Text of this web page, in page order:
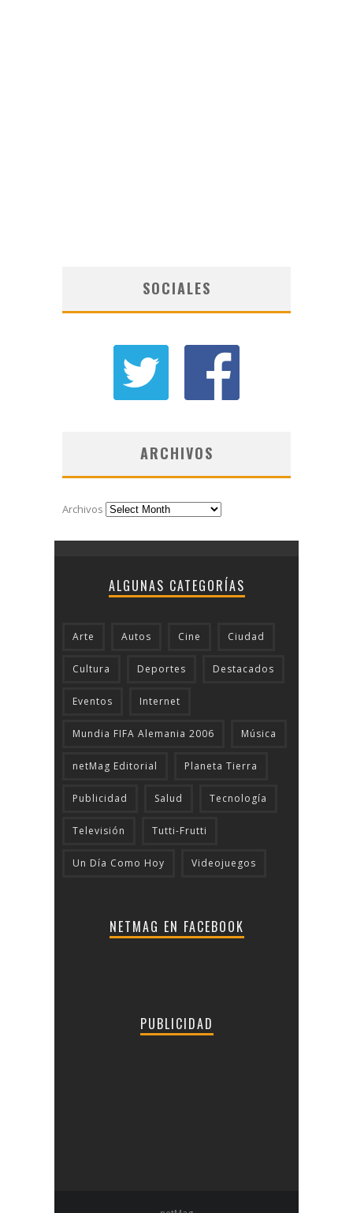
SOCIALES
ARCHIVOS
Archivos
ALGUNAS CATEGORÍAS
Arte Autos Cine Ciudad
Cultura Deportes Destacados
Eventos Internet
Mundia FIFA Alemania 2006 Música
netMag Editorial Planeta Tierra
Publicidad Salud Tecnologí­a
Televisión Tutti-Frutti
Un Día Como Hoy Videojuegos
NETMAG EN FACEBOOK
PUBLICIDAD